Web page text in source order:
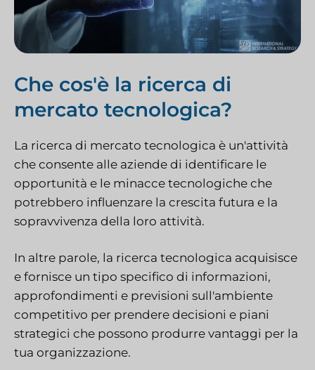
Che cos'è la ricerca di
mercato tecnologica?
La ricerca di mercato tecnologica è un'attività
che consente alle aziende di identificare le
opportunità e le minacce tecnologiche che
potrebbero influenzare la crescita futura e la
sopravvivenza della loro attività.
In altre parole, la ricerca tecnologica acquisisce
e fornisce un tipo specifico di informazioni,
approfondimenti e previsioni sull'ambiente
competitivo per prendere decisioni e piani
strategici che possono produrre vantaggi per la
tua organizzazione.